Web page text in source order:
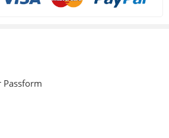
Passform